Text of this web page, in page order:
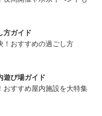
方ガイド
！おすすめの過ごし方
遊び場ガイド
おすすめ屋内施設を大特集